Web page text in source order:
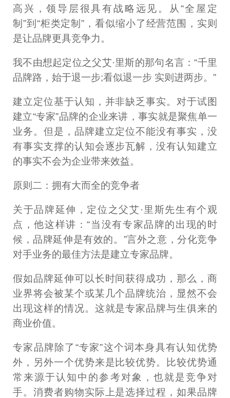
高兴，领导层很具有战略远见。从“全屋定
制”到“柜类定制”，看似缩小了经营范围，实则
是让品牌更具竞争力。
我不由想起定位之父艾·里斯的那句名言：“千里
品牌路，始于退一步;看似退一步 实则进两步。”
建立定位基于认知，并非缺乏事实。对于试图
建立“专家”品牌的企业来讲，事实就是聚焦单一
业务。但是，品牌建立定位不能没有事实，没
有事实支撑的认知会逐步瓦解，没有认知建立
的事实不会为企业带来效益。
原则二：拥有大而全的竞争者
关于品牌延伸，定位之父艾·里斯先生有个观
点，他这样讲：“当没有专家品牌的出现的时
候，品牌延伸是有效的。”言外之意，分化竞争
对手业务的最佳方法是建立专家品牌。
假如品牌延伸可以长时间获得成功，那么，商
业界将会被某个或某几个品牌统治，显然不会
出现这样的情况。这就是专家品牌与生俱来的
商业价值。
专家品牌除了“专家”这个词本身具有认知优势
外，另外一个优势来是比较优势。比较优势通
常来源于认知中的参考对象，也就是竞争对
手。消费者购物实际上是选择过程，如果品牌